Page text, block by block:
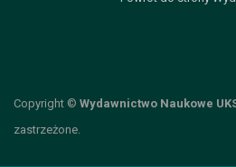
Copyright © Wydawnictwo Naukowe
zastrzeżone.